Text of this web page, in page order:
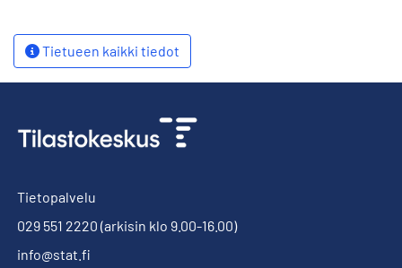
Tietueen kaikki tiedot
Tietopalvelu
029 551 2220 (arkisin klo 9.00-16.00)
info@stat.fi